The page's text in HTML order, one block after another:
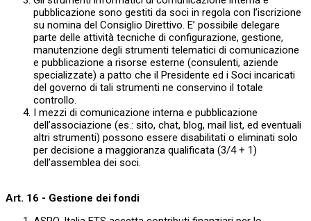
pubblicazione sono gestiti da soci in regola con l’iscrizione
su nomina del Consiglio Direttivo. E’ possibile delegare
parte delle attività tecniche di configurazione, gestione,
manutenzione degli strumenti telematici di comunicazione
e pubblicazione a risorse esterne (consulenti, aziende
specializzate) a patto che il Presidente ed i Soci incaricati
del governo di tali strumenti ne conservino il totale
controllo.
I mezzi di comunicazione interna e pubblicazione
dell’associazione (es.: sito, chat, blog, mail list, ed eventuali
altri strumenti) possono essere disabilitati o eliminati solo
per decisione a maggioranza qualificata (3/4 + 1)
dell’assemblea dei soci.
Art. 16 - Gestione dei fondi